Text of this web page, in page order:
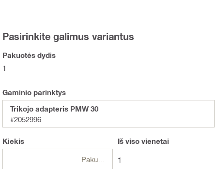
Pasirinkite galimus variantus
Pakuotės dydis
1
Gaminio parinktys
Trikojo adapteris PMW 30
#2052996
Kiekis
Pakuotės
Iš visovienetai
1